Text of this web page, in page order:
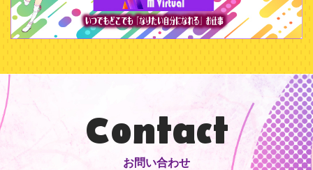
Contact
お問い合わせ